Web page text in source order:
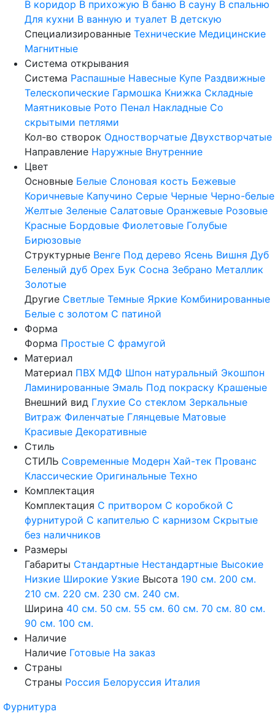
В коридор В прихожую В баню В сауну В спальню
Для кухни В ванную и туалет В детскую
Специализированные Технические Медицинские
Магнитные
Система открывания
Система Распашные Навесные Купе Раздвижные
Телескопические Гармошка Книжка Складные
Маятниковые Рото Пенал Накладные Со
скрытыми петлями
Кол-во створок Одностворчатые Двухстворчатые
Направление Наружные Внутренние
Цвет
Основные Белые Слоновая кость Бежевые
Коричневые Капучино Серые Черные Черно-белые
Желтые Зеленые Салатовые Оранжевые Розовые
Красные Бордовые Фиолетовые Голубые
Бирюзовые
Структурные Венге Под дерево Ясень Вишня Дуб
Беленый дуб Орех Бук Сосна Зебрано Металлик
Золотые
Другие Светлые Темные Яркие Комбинированные
Белые с золотом С патиной
Форма
Форма Простые С фрамугой
Материал
Материал ПВХ МДФ Шпон натуральный Экошпон
Ламинированные Эмаль Под покраску Крашеные
Внешний вид Глухие Со стеклом Зеркальные
Витраж Филенчатые Глянцевые Матовые
Красивые Декоративные
Стиль
СТИЛЬ Современные Модерн Хай-тек Прованс
Классические Оригинальные Техно
Комплектация
Комплектация С притвором С коробкой С
фурнитурой С капителью С карнизом Скрытые
без наличников
Размеры
Габариты Стандартные Нестандартные Высокие
Низкие Широкие Узкие Высота 190 см. 200 см.
210 см. 220 см. 230 см. 240 см.
Ширина 40 см. 50 см. 55 см. 60 см. 70 см. 80 см.
90 см. 100 см.
Наличие
Наличие Готовые На заказ
Страны
Страны Россия Белоруссия Италия
Фурнитура